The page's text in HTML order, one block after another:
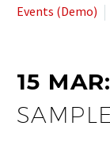
Events (Demo)
15